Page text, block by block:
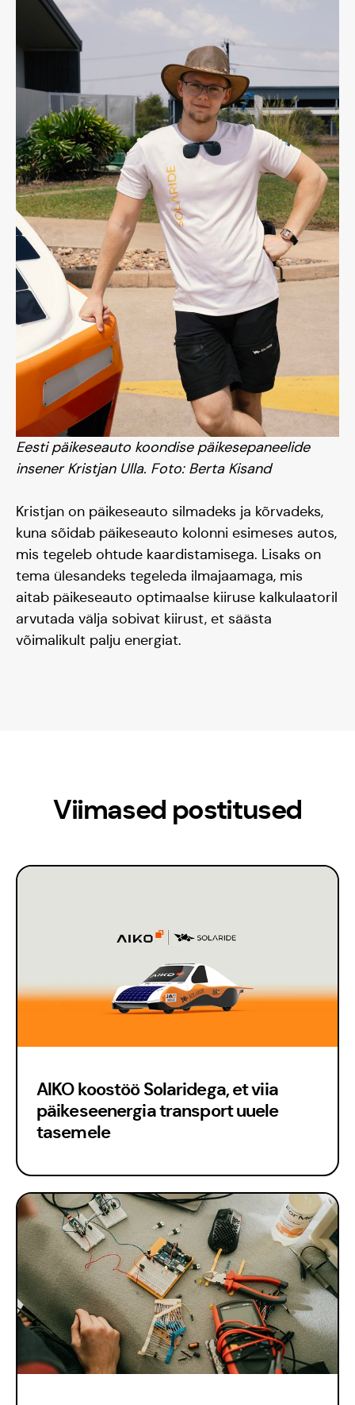
Eesti päikeseauto koondise päikesepaneelide
insener Kristjan Ulla. Foto: Berta Kisand
Kristjan on päikeseauto silmadeks ja kõrvadeks,
kuna sõidab päikeseauto kolonni esimeses autos,
mis tegeleb ohtude kaardistamisega. Lisaks on
tema ülesandeks tegeleda ilmajaamaga, mis
aitab päikeseauto optimaalse kiiruse kalkulaatoril
arvutada välja sobivat kiirust, et säästa
võimalikult palju energiat.
Viimased postitused
AIKO koostöö Solaridega, et viia
päikeseenergia transport uuele
tasemele